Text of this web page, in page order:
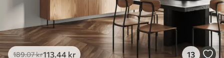
189.07kr113 .44 kr 13